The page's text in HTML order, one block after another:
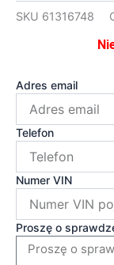
SKU 61316748
Adres email
Telefon
Numer VIN
Proszę o